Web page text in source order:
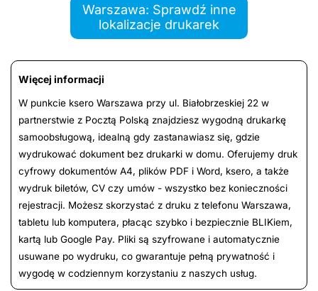
Warszawa: Sprawdź inne
lokalizacje drukarek
Więcej informacji
W punkcie ksero Warszawa przy ul. Białobrzeskiej 22 w
partnerstwie z Pocztą Polską znajdziesz wygodną drukarkę
samoobsługową, idealną gdy zastanawiasz się, gdzie
wydrukować dokument bez drukarki w domu. Oferujemy druk
cyfrowy dokumentów A4, plików PDF i Word, ksero, a także
wydruk biletów, CV czy umów - wszystko bez konieczności
rejestracji. Możesz skorzystać z druku z telefonu Warszawa,
tabletu lub komputera, płacąc szybko i bezpiecznie BLIKiem,
kartą lub Google Pay. Pliki są szyfrowane i automatycznie
usuwane po wydruku, co gwarantuje pełną prywatność i
wygodę w codziennym korzystaniu z naszych usług.